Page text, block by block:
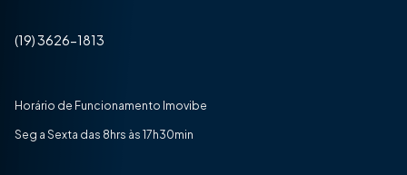
(19) 3626-1813
Horário de Funcionamento Imovibe
Seg a Sexta das 8hrs às 17h30min